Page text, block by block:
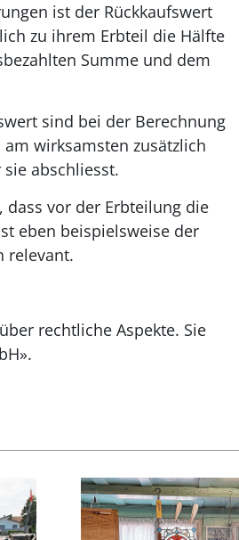
ist der Rückkaufswert
zu ihrem Erbteil die Hälfte
Summe und dem
sind bei der Berechnung
wirksamsten zusätzlich
abschliesst.
vor der Erbteilung die
eben beispielsweise der
relevant.
rechtliche Aspekte. Sie